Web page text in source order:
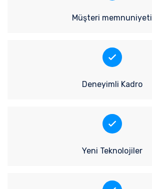
Müşteri memnuniyeti
Deneyimli Kadro
Yeni Teknolojiler